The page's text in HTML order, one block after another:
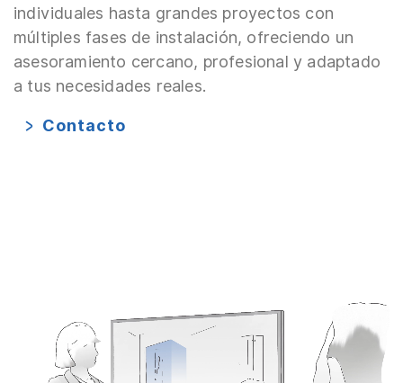
individuales hasta grandes proyectos con
múltiples fases de instalación, ofreciendo un
asesoramiento cercano, profesional y adaptado
a tus necesidades reales.
Contacto